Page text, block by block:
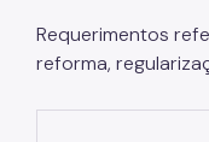
Gestão Urbana
Requerimentos
reforma,